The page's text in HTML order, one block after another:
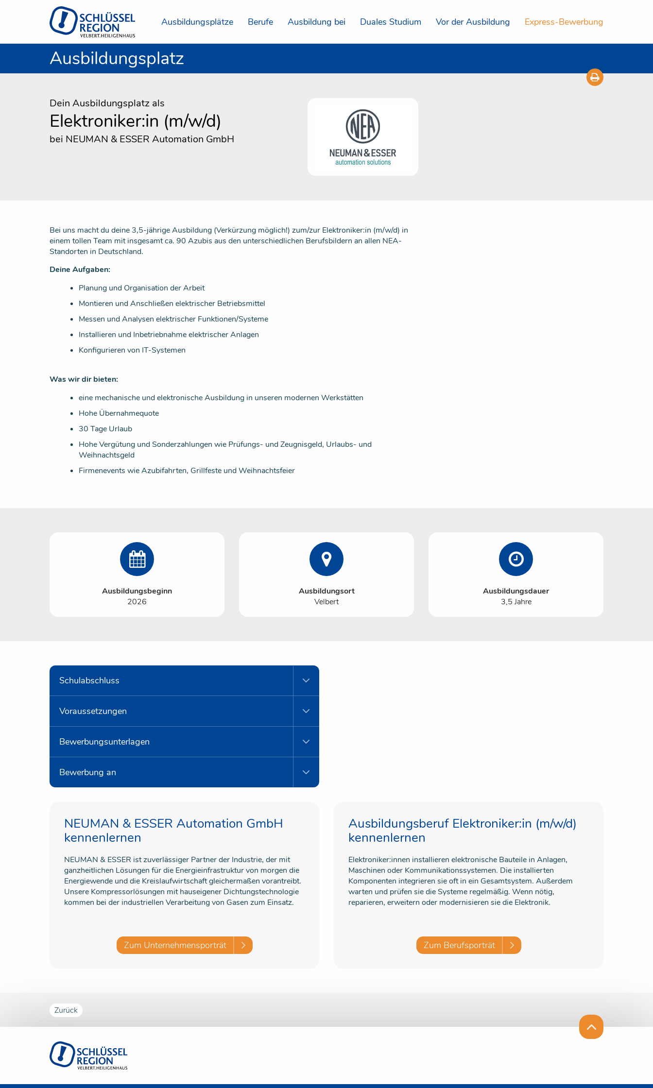
Ausbildungsplätze Berufe Ausbildung bei Duales Studium Vor der Ausbildung Express-Bewerbung
Ausbildungsplatz
Dein Ausbildungsplatz als
Elektroniker:in (m/w/d)
bei NEUMAN & ESSER Automation GmbH
Bei uns macht du deine 3,5-jährige Ausbildung (Verkürzung möglich!) zum/zur Elektroniker:in (m/w/d) in
einem tollen Team mit insgesamt ca. 90 Azubis aus den unterschiedlichen Berufsbildern an allen NEA-
Standorten in Deutschland.
Deine Aufgaben:
Planung und Organisation der Arbeit
Montieren und Anschließen elektrischer Betriebsmittel
Messen und Analysen elektrischer Funktionen/Systeme
Installieren und Inbetriebnahme elektrischer Anlagen
Konfigurieren von IT-Systemen
Was wir dir bieten:
eine mechanische und elektronische Ausbildung in unseren modernen Werkstätten
Hohe Übernahmequote
30 Tage Urlaub
Hohe Vergütung und Sonderzahlungen wie Prüfungs- und Zeugnisgeld, Urlaubs- und
Weihnachtsgeld
Firmenevents wie Azubifahrten, Grillfeste und Weihnachtsfeier
Ausbildungsbeginn
2026
Ausbildungsort
Velbert
Ausbildungsdauer
3,5 Jahre
Schulabschluss
Voraussetzungen
Bewerbungsunterlagen
Bewerbung an
NEUMAN & ESSER Automation GmbH
kennenlernen
NEUMAN & ESSER ist zuverlässiger Partner der Industrie, der mit
ganzheitlichen Lösungen für die Energieinfrastruktur von morgen die
Energiewende und die Kreislaufwirtschaft gleichermaßen vorantreibt.
Unsere Kompressorlösungen mit hauseigener Dichtungstechnologie
kommen bei der industriellen Verarbeitung von Gasen zum Einsatz.
Zum Unternehmensporträt
Ausbildungsberuf Elektroniker:in (m/w/d)
kennenlernen
Elektroniker:innen installieren elektronische Bauteile in Anlagen,
Maschinen oder Kommunikationssystemen. Die installierten
Komponenten integrieren sie oft in ein Gesamtsystem. Außerdem
warten und prüfen sie die Systeme regelmäßig. Wenn nötig,
reparieren, erweitern oder modernisieren sie die Elektronik.
Zum Berufsporträt
Zurück